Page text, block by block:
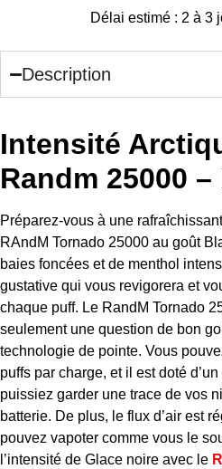
Délai estimé : 2 à 3
Description
Intensité
Randm 25000
Préparez-vous à une
RAndM Tornado 25000 au goût
baies foncées et de menthol
gustative qui vous revigorera et
chaque puff. Le RandM Tornado
seulement une question de bon
technologie de pointe. Vous
puffs par charge, et il est doté
puissiez garder une trace de vos
batterie. De plus, le flux d’air est
pouvez vapoter comme vous le
l’intensité de Glace noire avec le